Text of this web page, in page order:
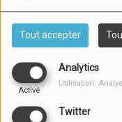
Tout accepter
Analytics
Activé
Utilisation:
Twitter